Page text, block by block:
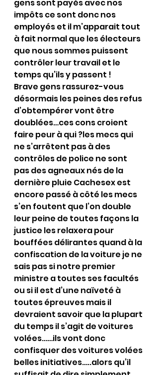
gens sont payés avec nos
impôts ce sont donc nos
employés et il m’apparait tout
à fait normal que les électeurs
que nous sommes puissent
contrôler leur travail et le
temps qu’ils y passent !
Brave gens rassurez-vous
désormais les peines des refus
d’obtempérer vont être
doublées…ces cons croient
faire peur à qui ?les mecs qui
ne s’arrêtent pas à des
contrôles de police ne sont
pas des agneaux nés de la
dernière pluie Cachesex est
encore passé à côté les mecs
s’en foutent que l’on double
leur peine de toutes façons la
justice les relaxera pour
bouffées délirantes quand à la
confiscation de la voiture je ne
sais pas si notre premier
ministre a toutes ses facultés
ou si il est d’une naïveté à
toutes épreuves mais il
devraient savoir que la plupart
du temps il s’agit de voitures
volées……ils vont donc
confisquer des voitures volées
belles initiatives…..alors qu’il